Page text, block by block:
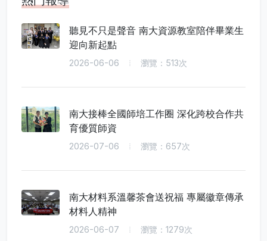
聽見不只是聲音 南大資源教室陪伴畢業生
迎向新起點
2026-06-06 瀏覽：513次
南大接棒全國師培工作圈 深化跨校合作共
育優質師資
2026-07-06 瀏覽：657次
南大材料系溫馨茶會送祝福 專屬徽章傳承
材料人精神
2026-06-07 瀏覽：1279次